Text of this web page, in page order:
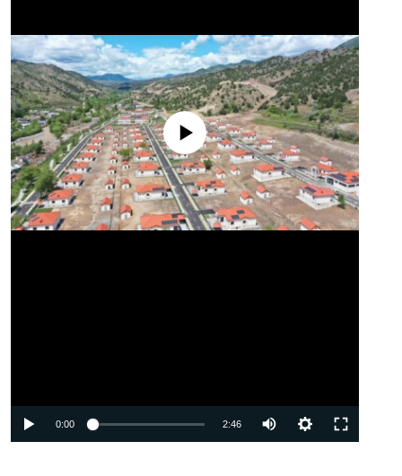
No media source currently available
0:00 2:46